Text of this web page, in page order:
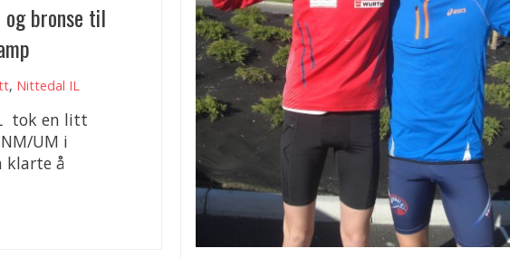
bronse til
, Nittedal IL
tok en litt
UM i
klarte å